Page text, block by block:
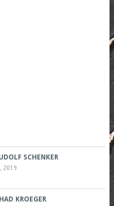
SCHENKER
2019
KROEGER